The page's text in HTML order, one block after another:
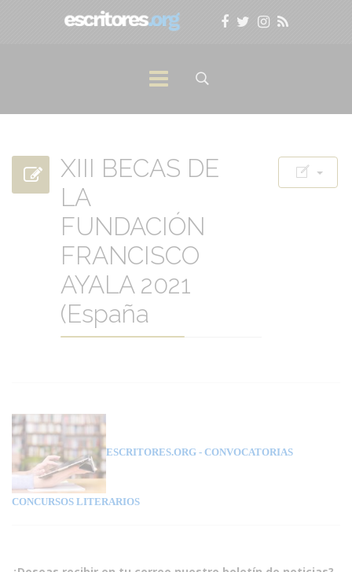
XIII BECAS DE
LA
FUNDACIÓN
FRANCISCO
AYALA 2021
(España
ESCRITORES.ORG - CONVOCATORIAS
CONCURSOS LITERARIOS